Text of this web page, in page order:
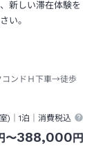
新しい滞在体験を
い。
コンドＨ下車→徒歩
)｜1泊 ｜消費税込
〜388,000円